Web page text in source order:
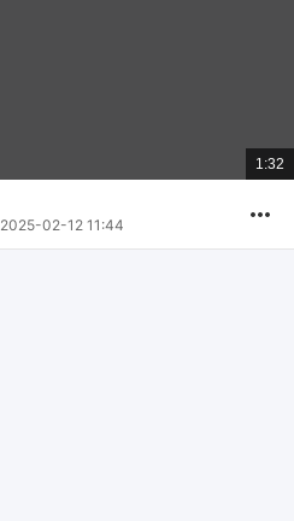
總
共
1:32
2025-02-12 11:44